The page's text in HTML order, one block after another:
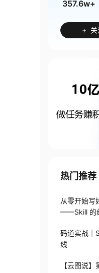
357.6w+
+ 关
热门推荐
从零开始写
——Skill 的
码道实战｜
线
【云图说